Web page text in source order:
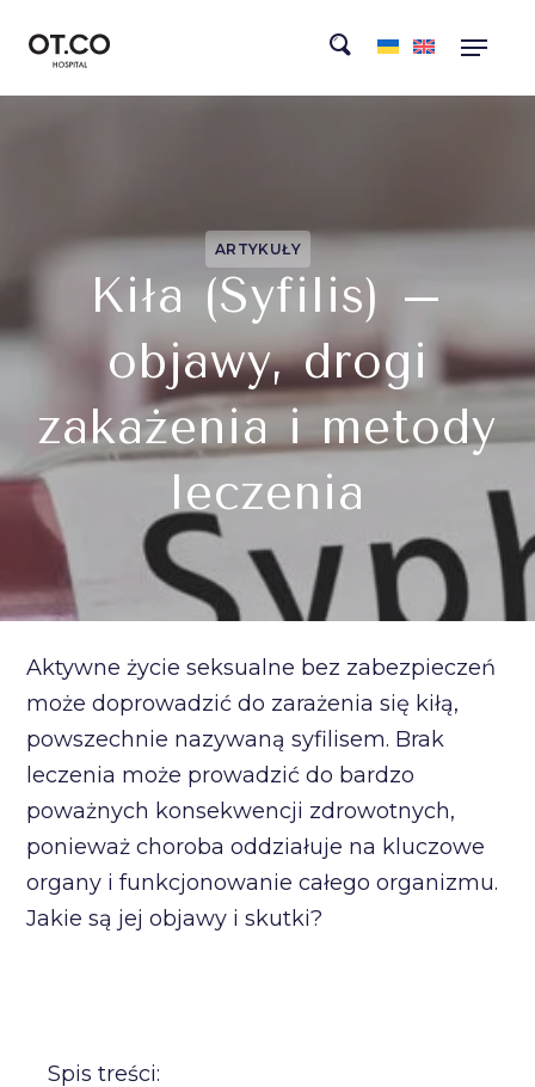
ARTYKUŁY
Kiła (Syfilis) –
objawy, drogi
zakażenia i metody
leczenia
Aktywne życie seksualne bez zabezpieczeń
może doprowadzić do zarażenia się kiłą,
powszechnie nazywaną syfilisem. Brak
leczenia może prowadzić do bardzo
poważnych konsekwencji zdrowotnych,
ponieważ choroba oddziałuje na kluczowe
organy i funkcjonowanie całego organizmu.
Jakie są jej objawy i skutki?
Spis treści: